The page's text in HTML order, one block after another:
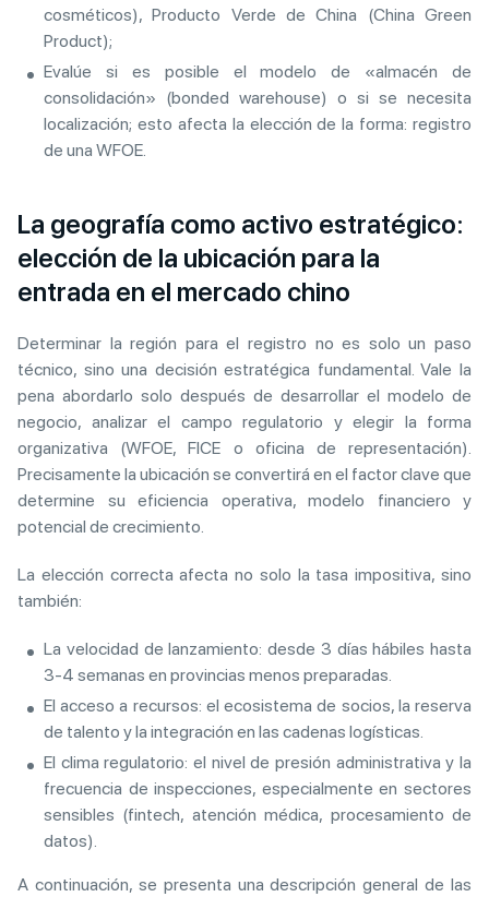
cosméticos), Producto Verde de China (China Green
Product);
Evalúe si es posible el modelo de «almacén de
consolidación» (bonded warehouse) o si se necesita
localización; esto afecta la elección de la forma: registro
de una WFOE.
La geografía como activo estratégico:
elección de la ubicación para la
entrada en el mercado chino
Determinar la región para el registro no es solo un paso
técnico, sino una decisión estratégica fundamental. Vale la
pena abordarlo solo después de desarrollar el modelo de
negocio, analizar el campo regulatorio y elegir la forma
organizativa (WFOE, FICE o oficina de representación).
Precisamente la ubicación se convertirá en el factor clave que
determine su eficiencia operativa, modelo financiero y
potencial de crecimiento.
La elección correcta afecta no solo la tasa impositiva, sino
también:
La velocidad de lanzamiento: desde 3 días hábiles hasta
3-4 semanas en provincias menos preparadas.
El acceso a recursos: el ecosistema de socios, la reserva
de talento y la integración en las cadenas logísticas.
El clima regulatorio: el nivel de presión administrativa y la
frecuencia de inspecciones, especialmente en sectores
sensibles (fintech, atención médica, procesamiento de
datos).
A continuación, se presenta una descripción general de las